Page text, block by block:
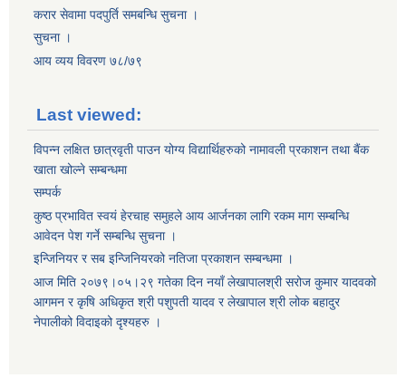
करार सेवामा पदपुर्ति समबन्धि सुचना ।
सुचना ।
आय व्यय विवरण ७८/७९
Last viewed:
विपन्न लक्षित छात्रवृती पाउन योग्य विद्यार्थिहरुको नामावली प्रकाशन तथा बैंक
खाता खोल्ने सम्बन्धमा
सम्पर्क
कुष्ठ प्रभावित स्वयं हेरचाह समुहले आय आर्जनका लागि रकम माग सम्बन्धि
आवेदन पेश गर्ने सम्बन्धि सुचना ।
इन्जिनियर र सब इन्जिनियरको नतिजा प्रकाशन सम्बन्धमा ।
आज मिति २०७९।०५।२९ गतेका दिन नयाँ लेखापालश्री सरोज कुमार यादवको
आगमन र कृषि अधिकृत श्री पशुपती यादव र लेखापाल श्री लोक बहादुर
नेपालीको विदाइको दृश्यहरु ।